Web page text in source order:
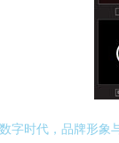
字时代，品牌形象